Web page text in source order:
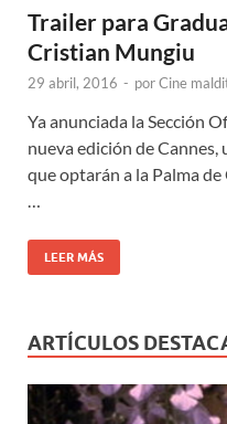
Trailer para
Cristian Mungiu
29 abril, 2016 - porCine
Ya anunciada la Sección
nueva edición de Cannes,
que optarán a la Palma
…
LEER MÁS
ARTÍCULOS